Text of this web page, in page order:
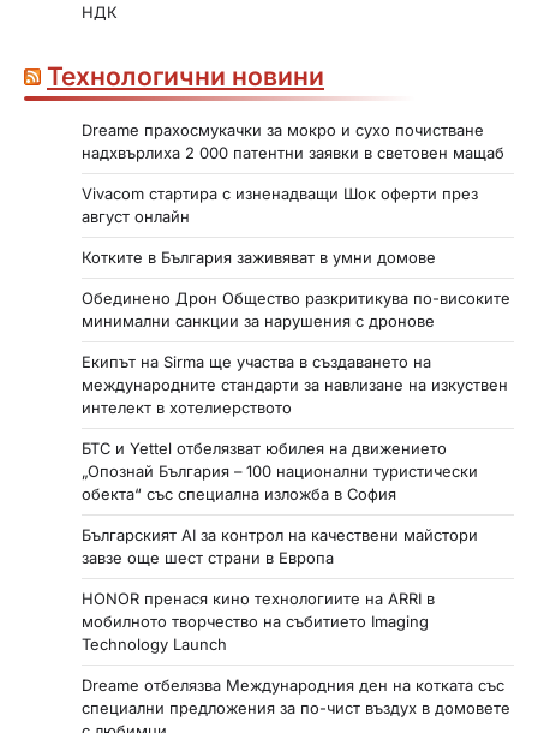
НДК
Технологични новини
Dreame прахосмукачки за мокро и сухо почистване
надхвърлиха 2 000 патентни заявки в световен мащаб
Vivacom стартира с изненадващи Шок оферти през
август онлайн
Котките в България заживяват в умни домове
Обединено Дрон Общество разкритикува по-високите
минимални санкции за нарушения с дронове
Екипът на Sirma ще участва в създаването на
международните стандарти за навлизане на изкуствен
интелект в хотелиерството
БТС и Yettel отбелязват юбилея на движението
„Опознай България – 100 национални туристически
обекта“ със специална изложба в София
Българският AI за контрол на качествени майстори
завзе още шест страни в Европа
HONOR пренася кино технологиите на ARRI в
мобилното творчество на събитието Imaging
Technology Launch
Dreame отбелязва Международния ден на котката със
специални предложения за по-чист въздух в домовете